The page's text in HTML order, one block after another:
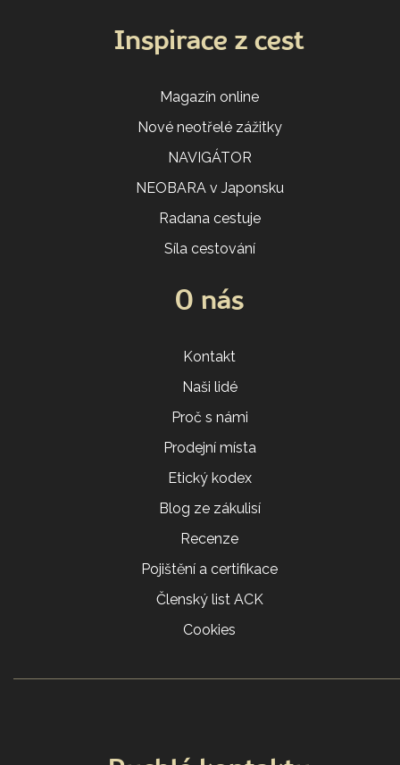
Inspirace z cest
Magazín online
Nové neotřelé zážitky
NAVIGÁTOR
NEOBARA v Japonsku
Radana cestuje
Síla cestování
O nás
Kontakt
Naši lidé
Proč s námi
Prodejní místa
Etický kodex
Blog ze zákulisí
Recenze
Pojištění a certifikace
Členský list ACK
Cookies